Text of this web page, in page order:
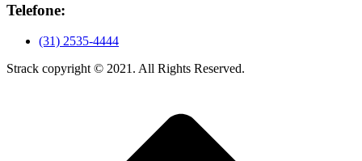
Telefone:
(31) 2535-4444
Strack copyright © 2021. All Rights Reserved.